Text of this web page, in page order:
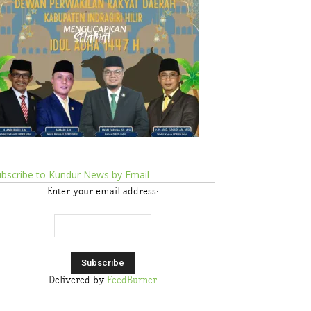
to Kundur News by Email
Enter your email address:
Delivered by FeedBurner